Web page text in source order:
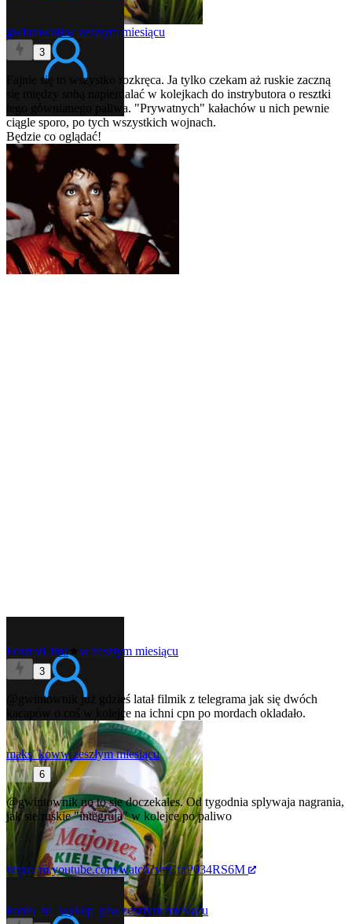
gwintownikw zeszłym miesiącu
3
Fajnie się to wszystko rozkręca. Ja tylko czekam aż ruskie zaczną
się między sobą napierdalać w kolejkach do instrybutora o resztki
tego gównianego paliwa. "Prywatnych" kałachów u nich pewnie
ciągle sporo, po tych wszystkich wojnach.
Będzie co oglądać!
FoxtrotLima★ w zeszłym miesiącu
3
@gwintownik
już gdzieś latał filmik z telegrama jak się dwóch
kacapów o coś w kolejce na ichni cpn po mordach okladało.
maks_koww zeszłym miesiącu
6
@gwintownik no to sie doczekales. Od tygodnia splywaja nagrania,
jak sie ruskie "integruja" w kolejce po paliwo
https://m.youtube.com/watch?v=CfaP034RS6M
konto_na_wykop_plw zeszłym miesiącu